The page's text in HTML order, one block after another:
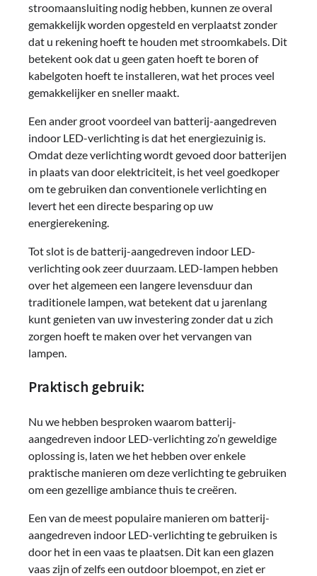
stroomaansluiting nodig hebben, kunnen ze overal
gemakkelijk worden opgesteld en verplaatst zonder
dat u rekening hoeft te houden met stroomkabels. Dit
betekent ook dat u geen gaten hoeft te boren of
kabelgoten hoeft te installeren, wat het proces veel
gemakkelijker en sneller maakt.
Een ander groot voordeel van batterij-aangedreven
indoor LED-verlichting is dat het energiezuinig is.
Omdat deze verlichting wordt gevoed door batterijen
in plaats van door elektriciteit, is het veel goedkoper
om te gebruiken dan conventionele verlichting en
levert het een directe besparing op uw
energierekening.
Tot slot is de batterij-aangedreven indoor LED-
verlichting ook zeer duurzaam. LED-lampen hebben
over het algemeen een langere levensduur dan
traditionele lampen, wat betekent dat u jarenlang
kunt genieten van uw investering zonder dat u zich
zorgen hoeft te maken over het vervangen van
lampen.
Praktisch gebruik:
Nu we hebben besproken waarom batterij-
aangedreven indoor LED-verlichting zo’n geweldige
oplossing is, laten we het hebben over enkele
praktische manieren om deze verlichting te gebruiken
om een gezellige ambiance thuis te creëren.
Een van de meest populaire manieren om batterij-
aangedreven indoor LED-verlichting te gebruiken is
door het in een vaas te plaatsen. Dit kan een glazen
vaas zijn of zelfs een outdoor bloempot, en ziet er